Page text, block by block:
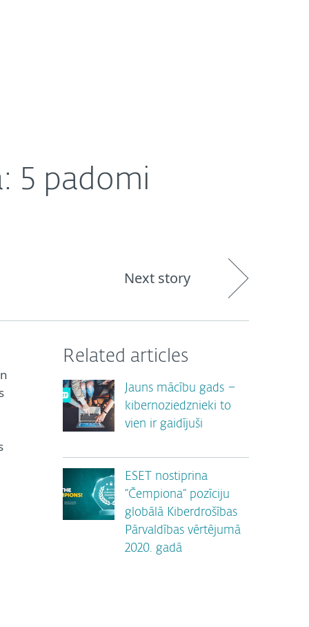
5 padomi
Next story
Related articles
Jauns mācību gads –
kibernoziedznieki to
vien ir gaidījuši
ESET nostiprina
“Čempiona” pozīciju
globālā Kiberdrošības
Pārvaldības vērtējumā
2020. gadā